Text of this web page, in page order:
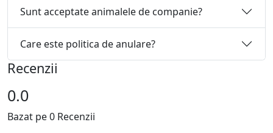
Sunt acceptate animalele de companie?
Care este politica de anulare?
Recenzii
0.0
Bazat pe 0 Recenzii